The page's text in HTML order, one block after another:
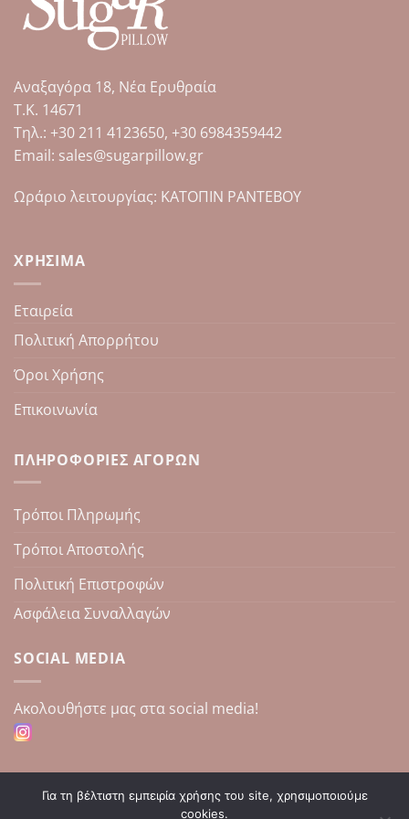
παραλλαγές.
Οι
επιλογές
να
στη
του
Αναξαγόρα 18, Νέα Ερυθραία
Τ.Κ. 14671
Tηλ.: +30 211 4123650, +30 6984359442
Email: sales@sugarpillow.gr
Ωράριο λειτουργίας: ΚΑΤΟΠΙΝ ΡΑΝΤΕΒΟΥ
ΧΡΉΣΙΜΑ
Εταιρεία
Πολιτική Απορρήτου
Όροι Χρήσης
Επικοινωνία
ΠΛΗΡΟΦΟΡΊΕΣ ΑΓΟΡΏΝ
Τρόποι Πληρωμής
Τρόποι Αποστολής
Πολιτική Επιστροφών
Ασφάλεια Συναλλαγών
SOCIAL MEDIA
Aκολουθήστε μας στα social media!
Για τη βέλτιστη εμπειρία χρήσης του site, χρησιμοποιούμε
cookies.